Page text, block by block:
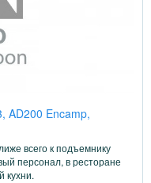
AD200 Encamp,
всего к подъемнику
персонал, в ресторане
кухни.